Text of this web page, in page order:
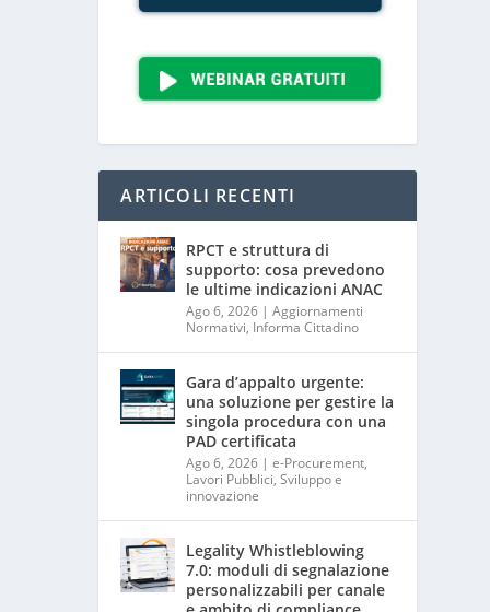
ARTICOLI RECENTI
RPCT e struttura di
supporto: cosa prevedono
le ultime indicazioni ANAC
Ago 6, 2026 |Aggiornamenti
Normativi, Informa Cittadino
Gara d’appalto urgente:
una soluzione per gestire la
singola procedura con una
PAD certificata
Ago 6, 2026 |e-Procurement,
Lavori Pubblici,Sviluppo e
innovazione
Legality Whistleblowing
7.0: moduli di segnalazione
personalizzabili per canale